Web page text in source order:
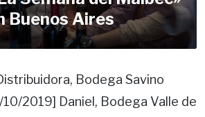
Buenos Aires
Bodega Savino
2019] Daniel, Bodega Valle de